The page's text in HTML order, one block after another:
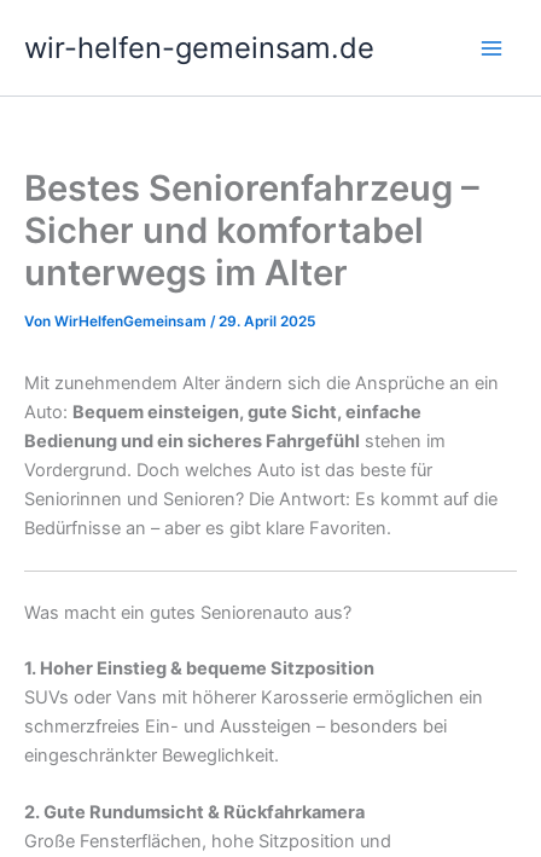
Inhaltwir-helfen-gemeinsam.de
Bestes Seniorenfahrzeug –
Sicher und komfortabel
unterwegs im Alter
Von WirHelfenGemeinsam /29. April 2025
Mit zunehmendem Alter ändern sich die Ansprüche an ein
Auto: Bequem einsteigen, gute Sicht, einfache
Bedienung und ein sicheres Fahrgefühl stehen im
Vordergrund. Doch welches Auto ist das beste für
Seniorinnen und Senioren? Die Antwort: Es kommt auf die
Bedürfnisse an – aber es gibt klare Favoriten.
Was macht ein gutes Seniorenauto aus?
1. Hoher Einstieg & bequeme Sitzposition
SUVs oder Vans mit höherer Karosserie ermöglichen ein
schmerzfreies Ein- und Aussteigen – besonders bei
eingeschränkter Beweglichkeit.
2. Gute Rundumsicht & Rückfahrkamera
Große Fensterflächen, hohe Sitzposition und